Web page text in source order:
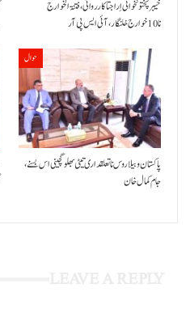
خیبر پختونخوا ٹی اِرا جتا کارروائی، فتنۃ الخوارج
نا 10خوارج خلنگار،آئی ایس پی آر
حوال
پاکستان و بیلاروس نا تعلقداری تیٹی بھلو گچینی اس بسنے،
جام کمال خان